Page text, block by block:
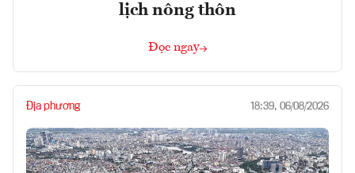
lịch nông thôn
Đọc ngay
Địa phương 18:39, 06/08/2026